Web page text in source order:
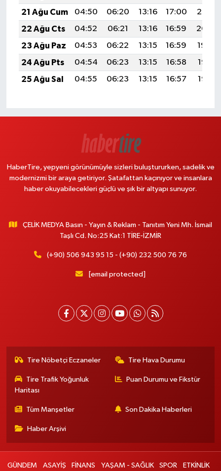
21 Ağu Cum
04:50 06:20 13:16 17:00
20:02
22 Ağu Cts
04:52 06:21 13:16 16:59
20:00
23 Ağu Paz
04:53 06:22 13:15 16:59
19:59
24 Ağu Pts
04:54 06:23 13:15 16:58
19:58
25 Ağu Sal
04:55 06:23 13:15 16:57 19:56
HaberTire, yepyeni görünümüyle sizleri buluştururken, sadelik ve
modernizmi bir araya getiriyor. Şatafattan kaçınıyor ve insanlara
haber okuyabilecekleri güçlü ve şık bir altyapı sunuyor.
ÇELİK MEDYA Basın - Yayın & Reklam - Tanıtım Yeni Mh. İsmail
Taşlı Cd. No:25 Kat:1 TİRE-İZMİR
(+90) 506 943 95 15 - (+90) 232 500 76 76
[email protected]
Tire Nöbetçi Eczaneler Tire Hava Durumu
Tire Trafik Yoğunluk
Haritası
Puan Durumu ve Fikstür
Tüm Manşetler Son Dakika Haberleri
Haber Arşivi
GÜNDEM ASAYİŞ FİNANS YAŞAM - SAĞLIK SPOR ETKİNLİK